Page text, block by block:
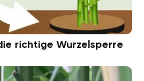
richtige Wurzelsperre